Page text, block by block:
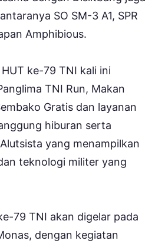
SO SM-3 A1, SPR
Amphibious.
ke-79 TNI kali ini
TNI Run, Makan
Gratis dan layanan
hiburan serta
yang menampilkan
teknologi militer yang
79 TNI akan digelar pada
dengan kegiatan